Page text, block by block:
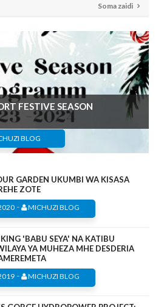
Soma zaidi
FESTIVE SEASON
BLOG
GARDEN UKUMBI WA KISASA
ZOTE
- MICHUZI BLOG
'BABU SEYA' NA KATIBU
YA MUHEZA MHE DESDERIA
- MICHUZI BLOG